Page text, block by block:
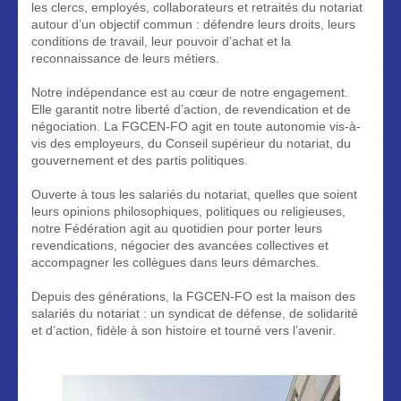
les clercs, employés, collaborateurs et retraités du notariat
autour d’un objectif commun : défendre leurs droits, leurs
conditions de travail, leur pouvoir d’achat et la
reconnaissance de leurs métiers.
Notre indépendance est au cœur de notre engagement.
Elle garantit notre liberté d’action, de revendication et de
négociation. La FGCEN-FO agit en toute autonomie vis-à-
vis des employeurs, du Conseil supérieur du notariat, du
gouvernement et des partis politiques.
Ouverte à tous les salariés du notariat, quelles que soient
leurs opinions philosophiques, politiques ou religieuses,
notre Fédération agit au quotidien pour porter leurs
revendications, négocier des avancées collectives et
accompagner les collègues dans leurs démarches.
Depuis des générations, la FGCEN-FO est la maison des
salariés du notariat : un syndicat de défense, de solidarité
et d’action, fidèle à son histoire et tourné vers l’avenir.